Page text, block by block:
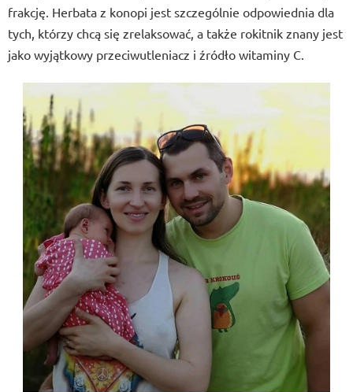
frakcję. Herbata z konopi jest szczególnie odpowiednia dla
tych, którzy chcą się zrelaksować, a także rokitnik znany jest
jako wyjątkowy przeciwutleniacz i źródło witaminy C.